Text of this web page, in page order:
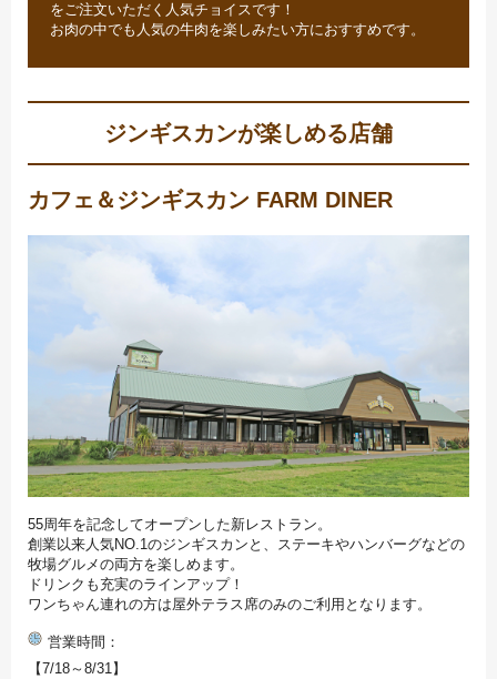
をご注文いただく人気チョイスです！
お肉の中でも人気の牛肉を楽しみたい方におすすめです。
ジンギスカンが楽しめる店舗
カフェ＆ジンギスカン FARM DINER
55周年を記念してオープンした新レストラン。
創業以来人気NO.1のジンギスカンと、ステーキやハンバーグなどの
牧場グルメの両方を楽しめます。
ドリンクも充実のラインアップ！
ワンちゃん連れの方は屋外テラス席のみのご利用となります。
営業時間
【7/18～8/31】